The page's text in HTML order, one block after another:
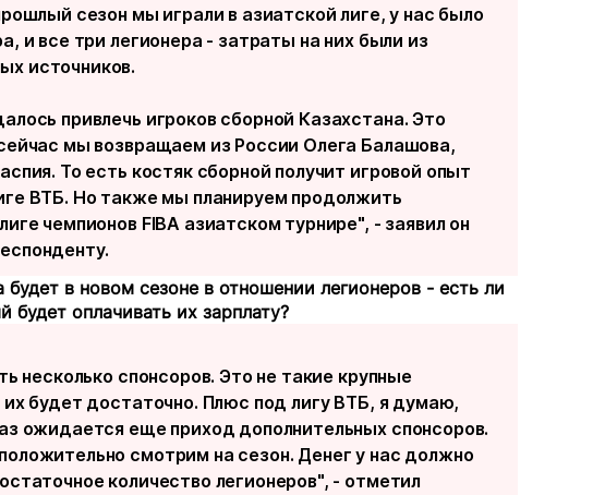
сезон мы играли в азиатской лиге, у нас было
и все три легионера - затраты на них были из
источников.
привлечь игроков сборной Казахстана. Это
мы возвращаем из России Олега Балашова,
То есть костяк сборной получит игровой опыт
ВТБ. Но также мы планируем продолжить
чемпионов FIBA азиатском турнире", - заявил он
будет в новом сезоне в отношении легионеров - есть ли
будет оплачивать их зарплату?
несколько спонсоров. Это не такие крупные
их будет достаточно. Плюс под лигу ВТБ, я думаю,
ожидается еще приход дополнительных спонсоров.
смотрим на сезон. Денег у нас должно
количество легионеров", - отметил